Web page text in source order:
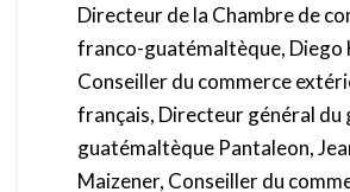
Directeur de la Chambre de
franco-guatémaltèque, Diego
Conseiller du commerce
français, Directeur général du
guatémaltèque Pantaleon,
Maizener, Conseiller du